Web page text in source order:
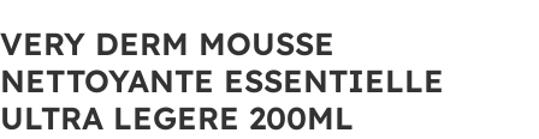
VERY DERM MOUSSE
NETTOYANTE ESSENTIELLE
ULTRA LEGERE 200ML